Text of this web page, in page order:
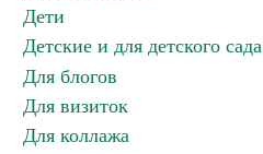
Дети
Детские и для детского сада
Для блогов
Для визиток
Для коллажа